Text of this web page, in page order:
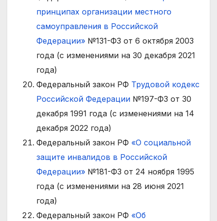
принципах организации местного
самоуправления в Российской
Федерации» №131-ФЗ от 6 октября 2003
года (с изменениями на 30 декабря 2021
года)
Федеральный закон РФ Трудовой кодекс
Российской Федерации №197-ФЗ от 30
декабря 1991 года (с изменениями на 14
декабря 2022 года)
Федеральный закон РФ «О социальной
защите инвалидов в Российской
Федерации» №181-ФЗ от 24 ноября 1995
года (с изменениями на 28 июня 2021
года)
Федеральный закон РФ «Об